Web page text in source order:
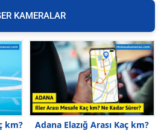
KAMERALAR
km?
Adana Elazığ Arası Kaç km?